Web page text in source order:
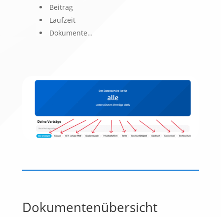
Beitrag
Laufzeit
Dokumente…
Dokumentenübersicht